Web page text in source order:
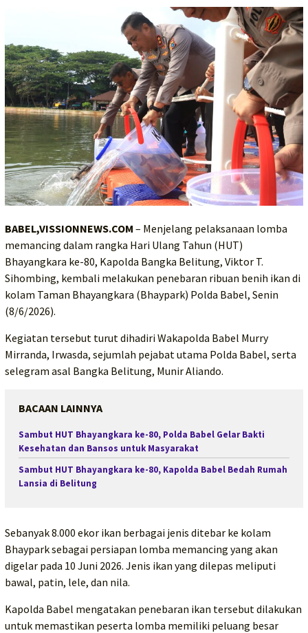
BABEL,VISSIONNEWS.COM – Menjelang pelaksanaan lomba
memancing dalam rangka Hari Ulang Tahun (HUT)
Bhayangkara ke-80, Kapolda Bangka Belitung, Viktor T.
Sihombing, kembali melakukan penebaran ribuan benih ikan di
kolam Taman Bhayangkara (Bhaypark) Polda Babel, Senin
(8/6/2026).
Kegiatan tersebut turut dihadiri Wakapolda Babel Murry
Mirranda, Irwasda, sejumlah pejabat utama Polda Babel, serta
selegram asal Bangka Belitung, Munir Aliando.
BACAAN LAINNYA
Sambut HUT Bhayangkara ke-80, Polda Babel Gelar Bakti
Kesehatan dan Bansos untuk Masyarakat
Sambut HUT Bhayangkara ke-80, Kapolda Babel Bedah Rumah
Lansia di Belitung
Sebanyak 8.000 ekor ikan berbagai jenis ditebar ke kolam
Bhaypark sebagai persiapan lomba memancing yang akan
digelar pada 10 Juni 2026. Jenis ikan yang dilepas meliputi
bawal, patin, lele, dan nila.
Kapolda Babel mengatakan penebaran ikan tersebut dilakukan
untuk memastikan peserta lomba memiliki peluang besar